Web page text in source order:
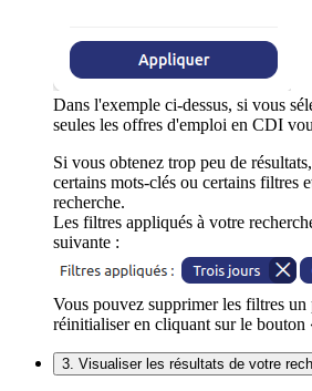
Dans l'exemple ci-dessus, si vous
seules les offres d'emploi en CDI
Si vous obtenez trop peu de
certains mots-clés ou certains filtres
recherche.
Les filtres appliqués à votre
suivante :
Vous pouvez supprimer les filtres un
réinitialiser en cliquant sur le bouton
3. Visualiser les résultats de votre